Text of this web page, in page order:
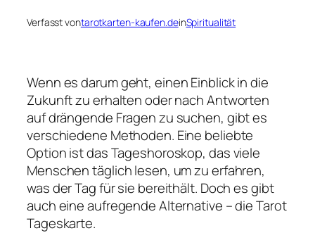
Verfasst vontarotkarten-kaufen.deinSpiritualität
Wenn es darum geht, einen Einblick in die
Zukunft zu erhalten oder nach Antworten
auf drängende Fragen zu suchen, gibt es
verschiedene Methoden. Eine beliebte
Option ist das Tageshoroskop, das viele
Menschen täglich lesen, um zu erfahren,
was der Tag für sie bereithält. Doch es gibt
auch eine aufregende Alternative – die Tarot
Tageskarte.